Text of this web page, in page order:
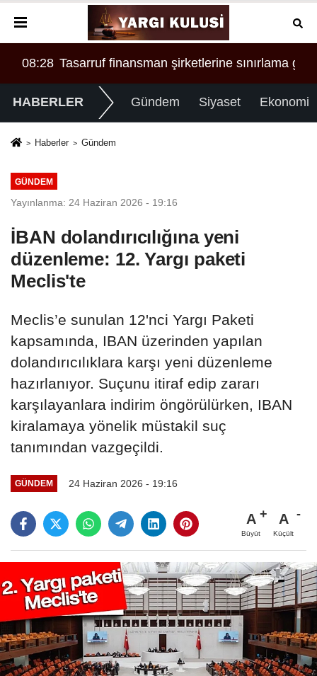
MI?
'a örgüt liderliğinden iddianame hazırlandı.. Tüm
08:28 Tasarruf finansman şirketlerine sınırlama
HABERLER Gündem Siyaset Ekonomi
Haberler Gündem
GÜNDEM
Yayınlanma: 24 Haziran 2026 - 19:16
İBAN dolandırıcılığına yeni
düzenleme: 12. Yargı paketi
Meclis'te
Meclis’e sunulan 12'nci Yargı Paketi
kapsamında, IBAN üzerinden yapılan
dolandırıcılıklara karşı yeni düzenleme
hazırlanıyor. Suçunu itiraf edip zararı
karşılayanlara indirim öngörülürken, IBAN
kiralamaya yönelik müstakil suç
tanımından vazgeçildi.
GÜNDEM 24 Haziran 2026 - 19:16
A
Büyüt
A
Küçült